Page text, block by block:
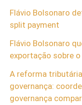
Flávio Bolsonaro
split payment
Flávio Bolsonaro
exportação sobre
A reforma
governança:
governança